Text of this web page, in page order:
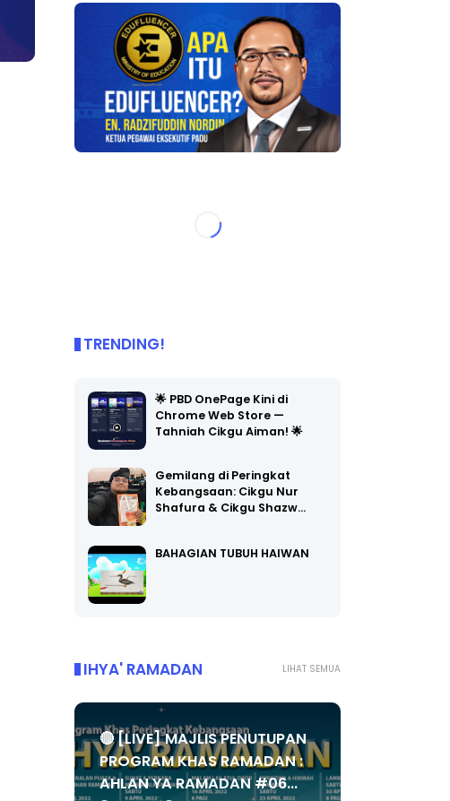
TRENDING!
🌟 PBD OnePage Kini di
Chrome Web Store —
Tahniah Cikgu Aiman! 🌟
Gemilang di Peringkat
Kebangsaan: Cikgu Nur
Shafura & Cikgu Shazw…
BAHAGIAN TUBUH HAIWAN
LIHAT SEMUA
IHYA' RAMADAN
🔴 [LIVE] MAJLIS PENUTUPAN
PROGRAM KHAS RAMADAN :
AHLAN YA RAMADAN #06...